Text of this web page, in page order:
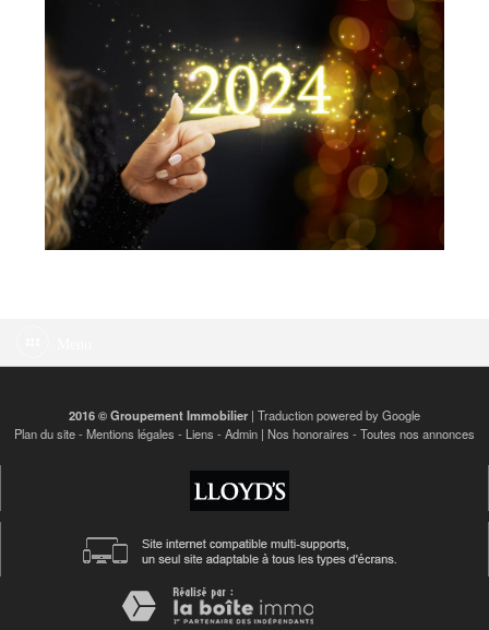
2016 © Groupement Immobilier | Traduction powered by Google
Plan du site- Mentions légales - Liens - Admin | Nos honoraires - Toutes nos annonces